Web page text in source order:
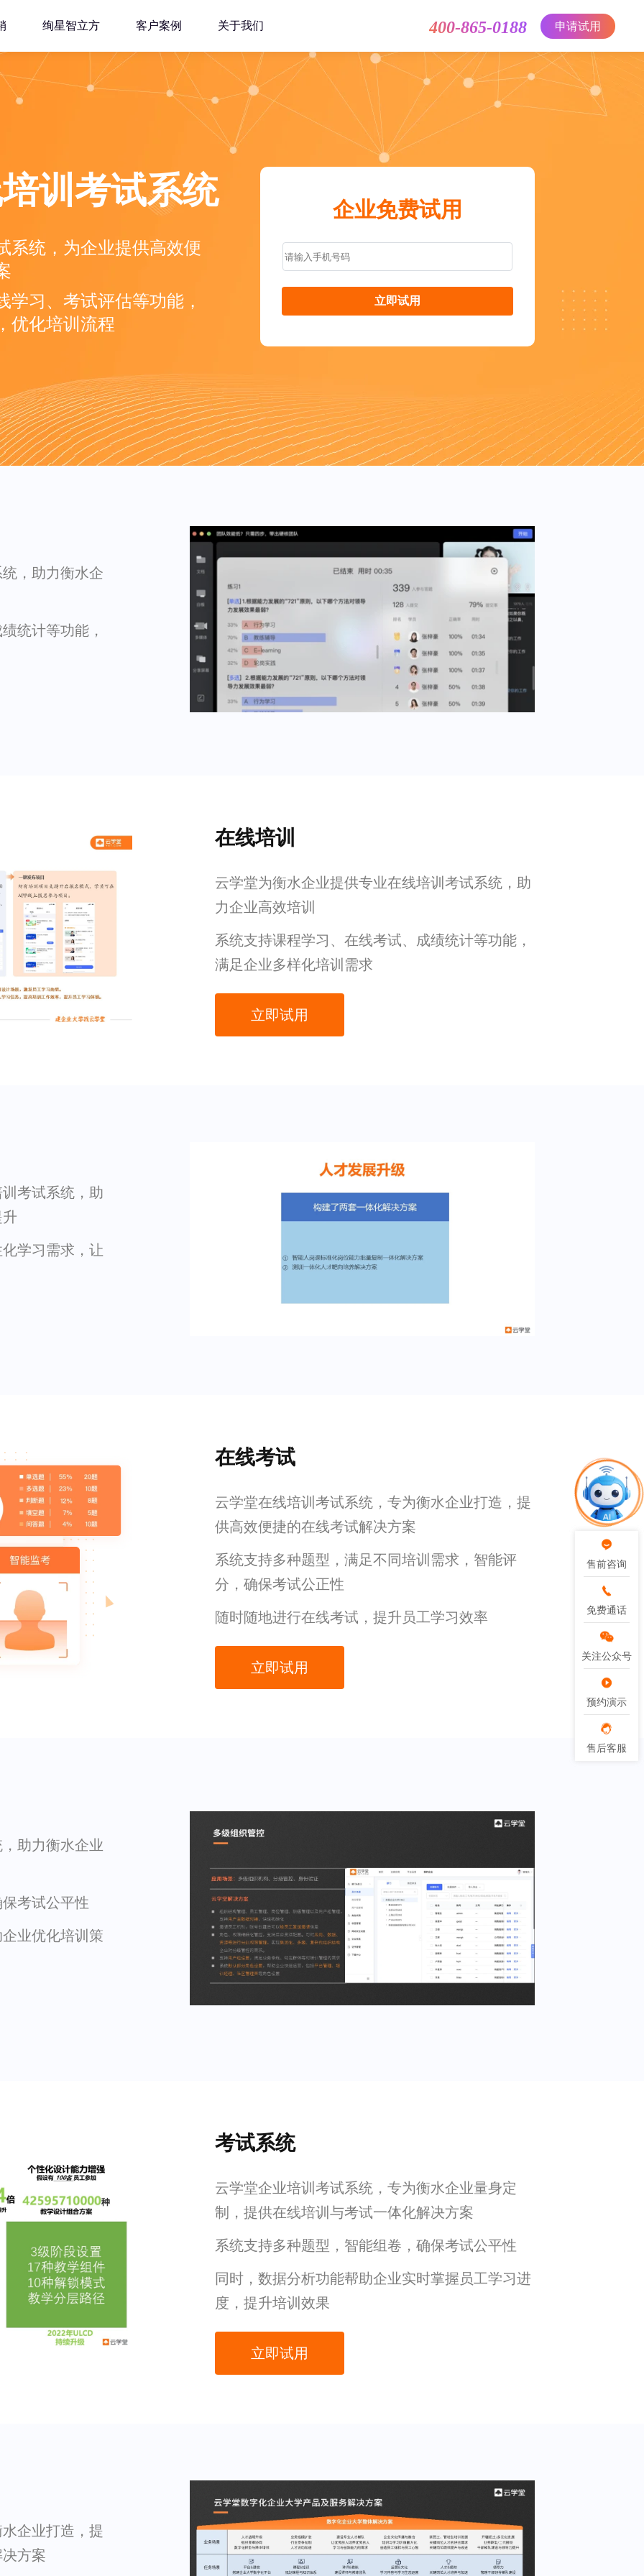
绚星智立方 客户案例 关于我们 400-865-0188 申请试用
售前咨询
免费通话
关注公众号
预约演示
售后客服
训考试系统
系统，为企业提供高效便
习、考试评估等功能，
优化培训流程
企业免费试用
立即试用
，助力衡水企
统计等功能，
在线培训
云学堂为衡水企业提供专业在线培训考试系统，助
力企业高效培训
系统支持课程学习、在线考试、成绩统计等功能，
满足企业多样化培训需求
立即试用
考试系统，助
学习需求，让
在线考试
云学堂在线培训考试系统，专为衡水企业打造，提
供高效便捷的在线考试解决方案
系统支持多种题型，满足不同培训需求，智能评
分，确保考试公正性
随时随地进行在线考试，提升员工学习效率
立即试用
助力衡水企业
考试公平性
业优化培训策
考试系统
云学堂企业培训考试系统，专为衡水企业量身定
制，提供在线培训与考试一体化解决方案
系统支持多种题型，智能组卷，确保考试公平性
同时，数据分析功能帮助企业实时掌握员工学习进
度，提升培训效果
立即试用
企业打造，提
方案
售前咨询
免费通话
关注公众号
预约演示
售后客服